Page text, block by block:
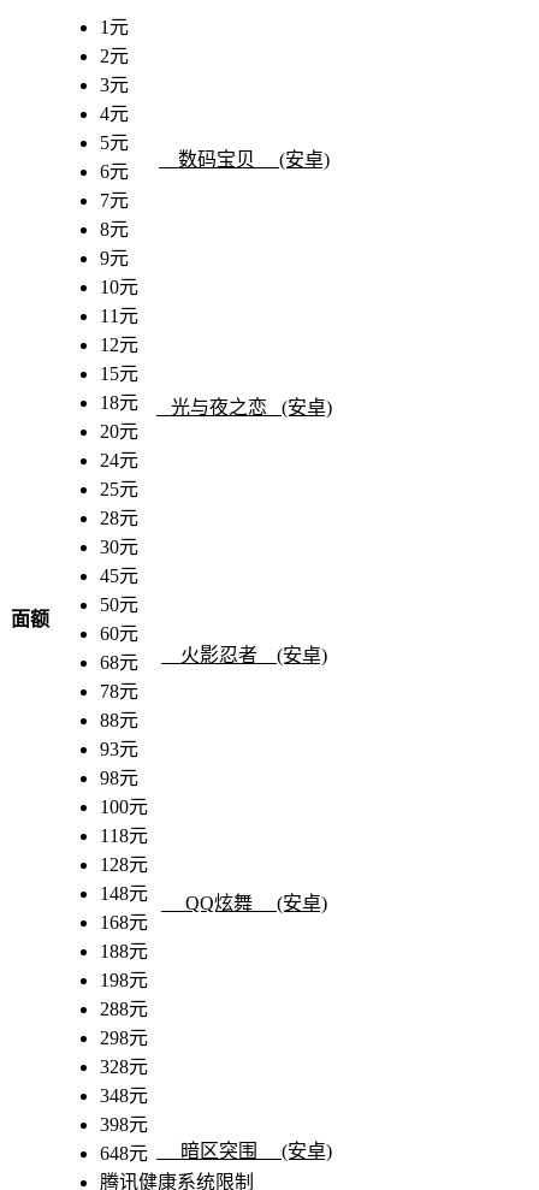
数码宝贝 (安卓)
光与夜之恋 (安卓)
火影忍者 (安卓)
QQ炫舞 (安卓)
暗区突围 (安卓)
面额
1元
2元
3元
4元
5元
6元
7元
8元
9元
10元
11元
12元
15元
18元
20元
24元
25元
28元
30元
45元
50元
60元
68元
78元
88元
93元
98元
100元
118元
128元
148元
168元
188元
198元
288元
298元
328元
348元
398元
648元
腾讯健康系统限制